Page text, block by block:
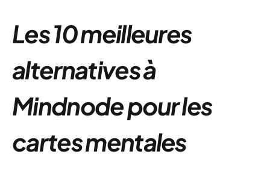
Les 10 meilleures
alternatives à
Mindnode pour les
cartes mentales